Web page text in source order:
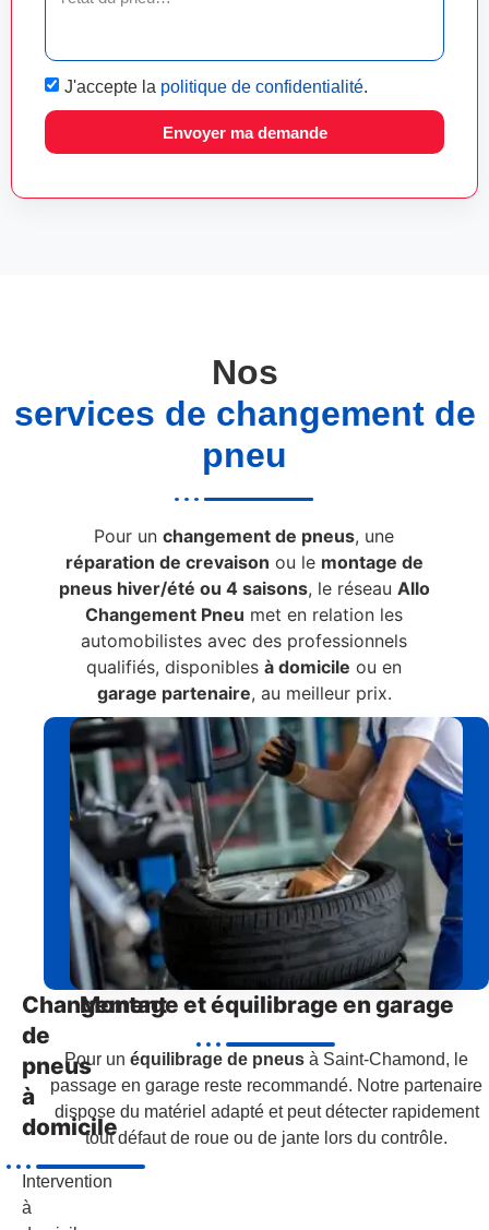
J'accepte la politique de confidentialité.
Envoyer ma demande
Nos
services de changement de
pneu
Pour unchangement de pneus, une
réparation de crevaison ou le montage de
pneus hiver/été ou 4 saisons, le réseau Allo
Changement Pneu met en relation les
automobilistes avec des professionnels
qualifiés, disponiblesà domicile ou en
garage partenaire, au meilleur prix.
Changement
de
pneus
à
domicile
Intervention
à
Montage et équilibrage en garage
Pour un équilibrage de pneus à Saint-Chamond, le
passage en garage reste recommandé. Notre partenaire
dispose du matériel adapté et peut détecter rapidement
tout défaut de roue ou de jante lors du contrôle.